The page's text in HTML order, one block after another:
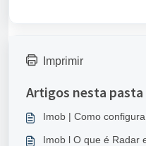
Imprimir
Artigos nesta pasta
Imob | Como
Imob l O que é Radar